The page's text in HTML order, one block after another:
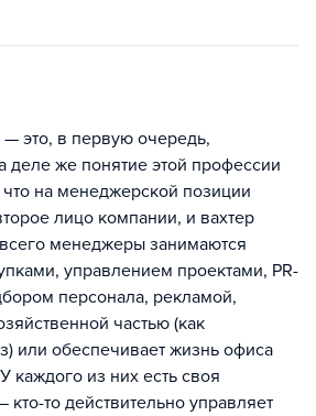
это, в первую очередь,
деле же понятие этой профессии
что на менеджерской позиции
лицо компании, и вахтер
менеджеры занимаются
управлением проектами, PR-
персонала, рекламой,
частью (как
или обеспечивает жизнь офиса
из них есть своя
то действительно управляет